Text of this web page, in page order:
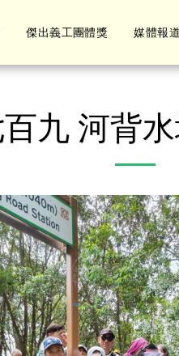
傑出義工團體獎 媒體報道
九 河背